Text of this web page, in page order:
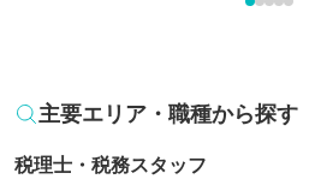
本記事では労務管理における課題を見直し、解
主要エリア・職種から探す
税理士・税務スタッフ